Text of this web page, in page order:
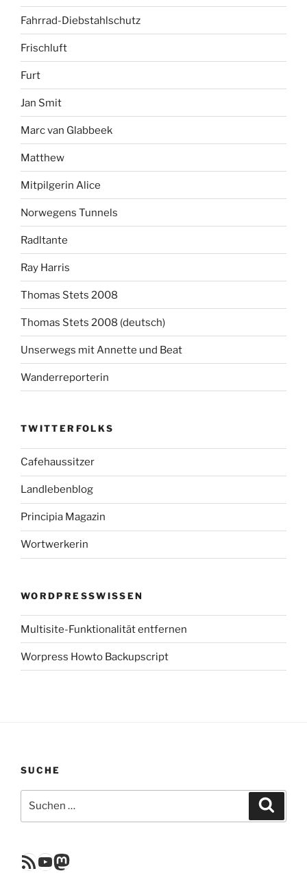
Fahrrad-Diebstahlschutz
Frischluft
Furt
Jan Smit
Marc van Glabbeek
Matthew
Mitpilgerin Alice
Norwegens Tunnels
Radltante
Ray Harris
Thomas Stets 2008
Thomas Stets 2008 (deutsch)
Unserwegs mit Annette und Beat
Wanderreporterin
TWITTERFOLKS
Cafehaussitzer
Landlebenblog
Principia Magazin
Wortwerkerin
WORDPRESSWISSEN
Multisite-Funktionalität entfernen
Worpress Howto Backupscript
SUCHE
nach:
RSS FeedYouTube
Mastodon